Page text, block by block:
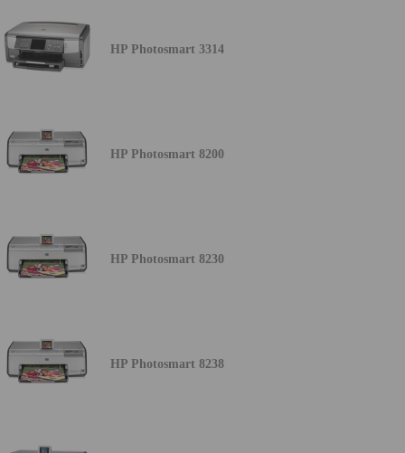
HP Photosmart 3314
HP Photosmart 8200
HP Photosmart 8230
HP Photosmart 8238